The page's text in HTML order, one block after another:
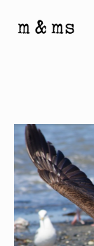
Inhalt
&
Ms